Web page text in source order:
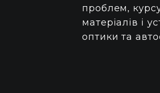
проблем,
матеріалів і
оптики та